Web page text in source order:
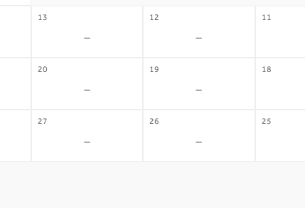
11
12
-
13
-
18
19
-
20
-
25
26
-
27
-